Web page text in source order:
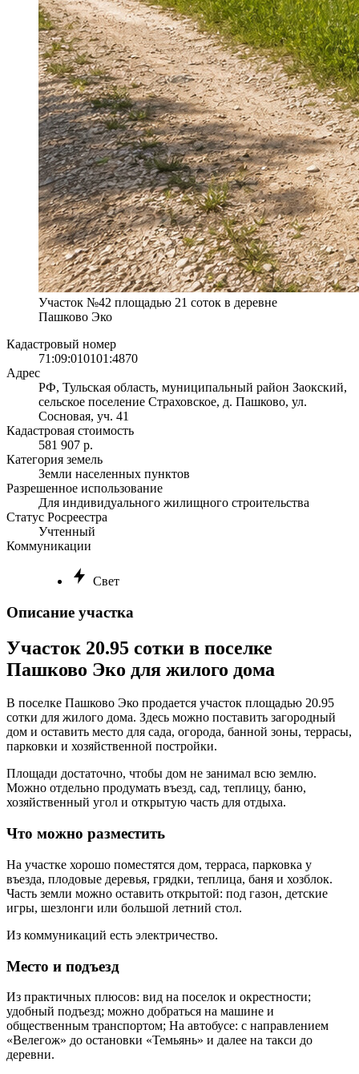
Участок №42 площадью 21 соток в деревне
Пашково Эко
Кадастровый номер
71:09:010101:4870
Адрес
РФ, Тульская область, муниципальный район Заокский,
сельское поселение Страховское, д. Пашково, ул.
Сосновая, уч. 41
Кадастровая стоимость
581 907 р.
Категория земель
Земли населенных пунктов
Разрешенное использование
Для индивидуального жилищного строительства
Статус Росреестра
Учтенный
Коммуникации
Свет
Описание участка
Участок 20.95 сотки в поселке
Пашково Эко для жилого дома
В поселке Пашково Эко продается участок площадью 20.95
сотки для жилого дома. Здесь можно поставить загородный
дом и оставить место для сада, огорода, банной зоны, террасы,
парковки и хозяйственной постройки.
Площади достаточно, чтобы дом не занимал всю землю.
Можно отдельно продумать въезд, сад, теплицу, баню,
хозяйственный угол и открытую часть для отдыха.
Что можно разместить
На участке хорошо поместятся дом, терраса, парковка у
въезда, плодовые деревья, грядки, теплица, баня и хозблок.
Часть земли можно оставить открытой: под газон, детские
игры, шезлонги или большой летний стол.
Из коммуникаций есть электричество.
Место и подъезд
Из практичных плюсов: вид на поселок и окрестности;
удобный подъезд; можно добраться на машине и
общественным транспортом; На автобусе: с направлением
«Велегож» до остановки «Темьянь» и далее на такси до
деревни.